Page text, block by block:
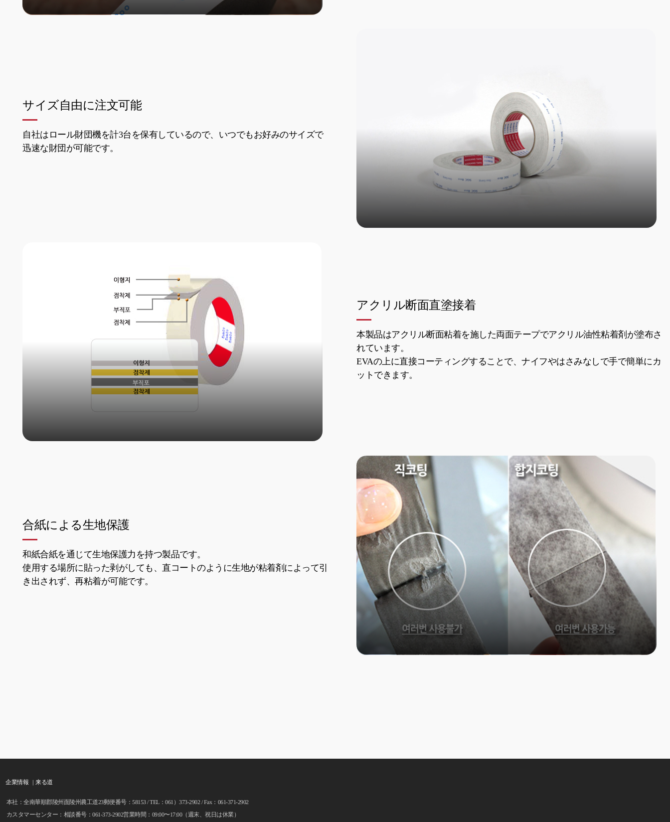
サイズ自由に注文可能
自社はロール財団機を計3台を保有しているので、いつでもお好みのサイズで
迅速な財団が可能です。
アクリル断面直塗接着
本製品はアクリル断面粘着を施した両面テープでアクリル油性粘着剤が塗布さ
れています。
EVAの上に直接コーティングすることで、ナイフやはさみなしで手で簡単にカ
ットできます。
合紙による生地保護
和紙合紙を通じて生地保護力を持つ製品です。
使用する場所に貼った剥がしても、直コートのように生地が粘着剤によって引
き出されず、再粘着が可能です。
企業情報 | 来る道
本社：全南華順郡陵州面陵州農工道23郵便番号：58153 / TEL：061）373-2902 / Fax：061-371-2902
カスタマーセンター：相談番号：061-373-2902営業時間：09:00〜17:00（週末、祝日は休業）